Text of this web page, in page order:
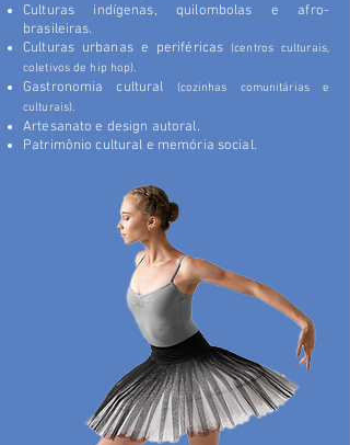
Culturas indígenas, quilombolas e afro-
brasileiras.
Culturas urbanas e periféricas(centros culturais,
coletivos de hip hop).
Gastronomia cultural
(cozinhas comunitárias e
culturais).
Artesanato e design autoral.
Patrimônio cultural e memória social.